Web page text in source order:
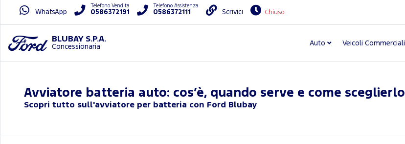
WhatsApp
Telefono Vendita
0586372191
Telefono Assistenza
0586372111 Scrivici Chiuso
BLUBAY S.P.A.
Concessionaria Auto Veicoli Commerciali
Avviatore batteria auto: cos’è, quando serve e come sceglierlo
Scopri tutto sull'avviatore per batteria con Ford Blubay